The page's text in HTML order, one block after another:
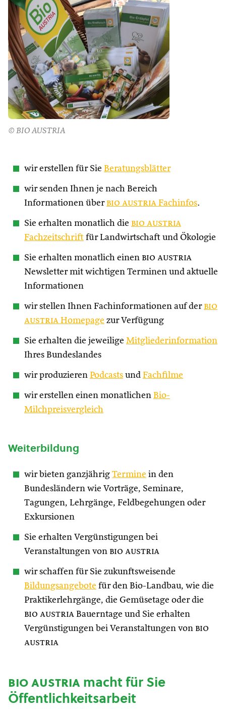
© BIO AUSTRIA
wir erstellen für Sie Beratungsblätter
wir senden Ihnen je nach Bereich
Informationen über bio austria Fachinfos.
Sie erhalten monatlich die bio austria
Fachzeitschrift für Landwirtschaft und Ökologie
Sie erhalten monatlich einen bio austria
Newsletter mit wichtigen Terminen und aktuelle
Informationen
wir stellen Ihnen Fachinformationen auf der bio
austria Homepage zur Verfügung
Sie erhalten die jeweilige Mitgliederinformation
Ihres Bundeslandes
wir produzieren Podcasts und Fachfilme
wir erstellen einen monatlichen Bio-
Milchpreisvergleich
Weiterbildung
wir bieten ganzjährig Termine in den
Bundesländern wie Vorträge, Seminare,
Tagungen, Lehrgänge, Feldbegehungen oder
Exkursionen
Sie erhalten Vergünstigungen bei
Veranstaltungen von bio austria
wir schaffen für Sie zukunftsweisende
Bildungsangebote für den Bio-Landbau, wie die
Praktikerlehrgänge, die Gemüsetage oder die
bio austria Bauerntage und Sie erhalten
Vergünstigungen bei Veranstaltungen von bio
austria
bio austriamacht für Sie
Öffentlichkeitsarbeit